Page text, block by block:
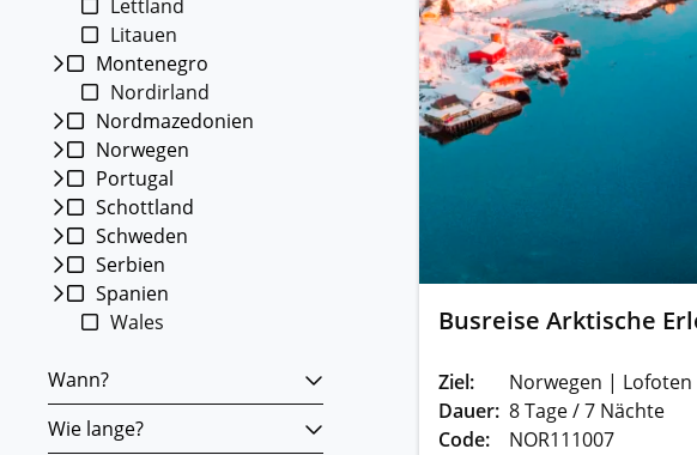
Lettland
Litauen
Montenegro
Nordirland
Nordmazedonien
Norwegen
Portugal
Schottland
Schweden
Serbien
Spanien
Wales
Wann?
Wie lange?
Busreise Arktische
Ziel:
Norwegen | Lofoten
Dauer: 8 Tage / 7 Nächte
Code:
NOR111007